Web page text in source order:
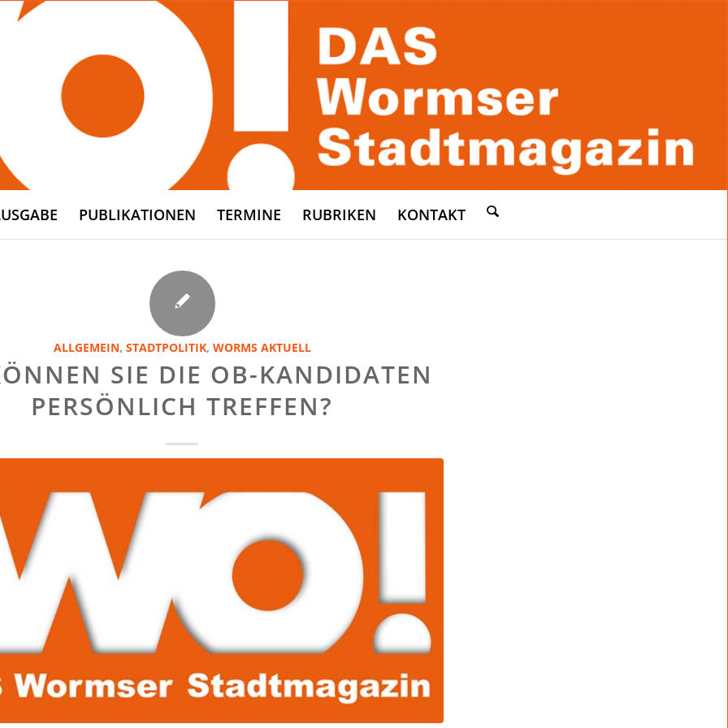
PUBLIKATIONEN TERMINE RUBRIKEN KONTAKT
ALLGEMEIN, STADTPOLITIK, WORMS AKTUELL
SIE DIE OB-KANDIDATEN
PERSÖNLICH TREFFEN?